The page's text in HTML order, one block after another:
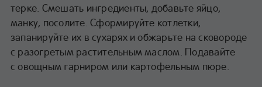
терке. Смешать ингредиенты, добавьте яйцо,
манку, посолите. Сформируйте котлетки,
запанируйте их в сухарях и обжарьте на сковороде
с разогретым растительным маслом. Подавайте
с овощным гарниром или картофельным пюре.